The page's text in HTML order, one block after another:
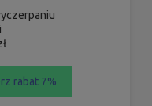
rabat 7%